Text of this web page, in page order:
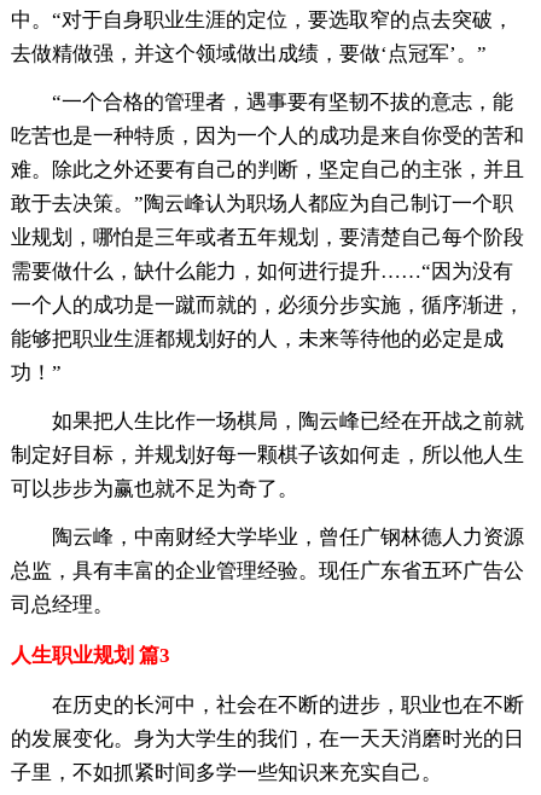
中。“对于自身职业生涯的定位，要选取窄的点去突破，
去做精做强，并这个领域做出成绩，要做‘点冠军’。”
“一个合格的管理者，遇事要有坚韧不拔的意志，能
吃苦也是一种特质，因为一个人的成功是来自你受的苦和
难。除此之外还要有自己的判断，坚定自己的主张，并且
敢于去决策。”陶云峰认为职场人都应为自己制订一个职
业规划，哪怕是三年或者五年规划，要清楚自己每个阶段
需要做什么，缺什么能力，如何进行提升……“因为没有
一个人的成功是一蹴而就的，必须分步实施，循序渐进，
能够把职业生涯都规划好的人，未来等待他的必定是成
功！”
如果把人生比作一场棋局，陶云峰已经在开战之前就
制定好目标，并规划好每一颗棋子该如何走，所以他人生
可以步步为赢也就不足为奇了。
陶云峰，中南财经大学毕业，曾任广钢林德人力资源
总监，具有丰富的企业管理经验。现任广东省五环广告公
司总经理。
人生职业规划 篇3
在历史的长河中，社会在不断的进步，职业也在不断
的发展变化。身为大学生的我们，在一天天消磨时光的日
子里，不如抓紧时间多学一些知识来充实自己。